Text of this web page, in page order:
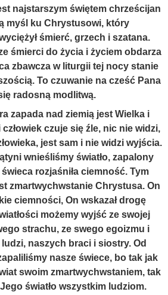
najstarszym świętem chrześcijan
myśl ku Chrystusowi, który
śmierć, grzech i szatana.
śmierci do życia i życiem obdarza
zbawcza w liturgii tej nocy stanie
To czuwanie na cześć Pana
radosną modlitwą.
nad ziemią jest Wielka i
czuje się źle, nic nie widzi,
jest sam i nie widzi wyjścia.
wnieśliśmy światło, zapalony
świeca rozjaśniła ciemność. Tym
zmartwychwstanie Chrystusa. On
ciemności, On wskazał drogę
możemy wyjść ze swojej
strachu, ze swego egoizmu i
naszych braci i siostry. Od
nasze świece, bo tak jak
swoim zmartwychwstaniem, tak
światło wszystkim ludziom.